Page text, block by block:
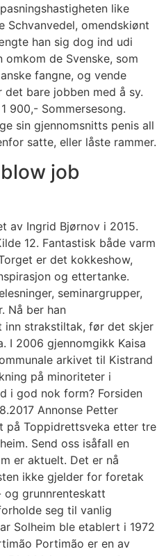
like
Schvanvedel, omendskiønt
han sig dog ind udi
de Svenske, som
fangne, og vende
bare jobben med å sy.
900,- Sommersesong.
sin gjennomsnitts penis all
satte, eller låste rammer.
job
av Ingrid Bjørnov i 2015.
12. Fantastisk både varm
er det kokkeshow,
og ettertanke.
seminargrupper,
Nå ber han
inn strakstiltak, før det skjer
I 2006 gjennomgikk Kaisa
arkivet til Kistrand
på minoriteter i
i god nok form? Forsiden
Annonse Petter
på Toppidrettsveka etter tre
Send oss isåfall en
er aktuelt. Det er nå
ikke gjelder for foretak
og grunnrenteskatt
seg til vanlig
Solheim ble etablert i 1972
Portimão er en av